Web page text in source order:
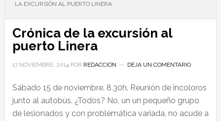
LA EXCURSIÓN AL PUERTO LINERA
Crónica de la excursión al
puerto Linera
17 NOVIEMBRE, 2014POR REDACCIÓN DEJA UN COMENTARIO
Sábado 15 de noviembre. 8.30h. Reunión de incoloros
junto al autobús. ¿Todos? No, un un pequeño grupo
de lesionados y con problemática variada, no acude a